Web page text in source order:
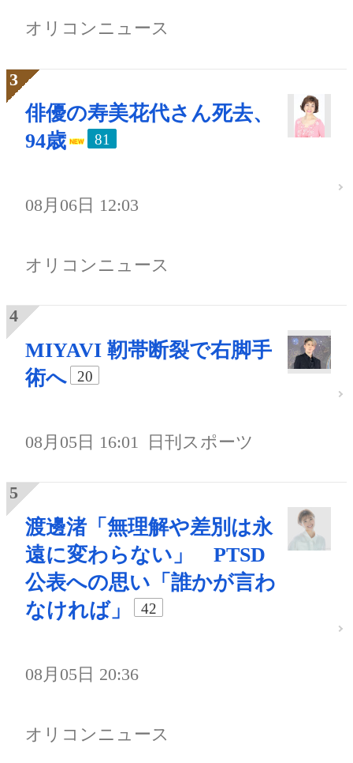
オリコンニュース
俳優の寿美花代さん死去、
94歳
81
08月06日 12:03
オリコンニュース
MIYAVI 靭帯断裂で右脚手
術へ
20
08月05日 16:01 日刊スポーツ
渡邊渚「無理解や差別は永
遠に変わらない」 PTSD
公表への思い「誰かが言わ
なければ」
42
08月05日 20:36
オリコンニュース